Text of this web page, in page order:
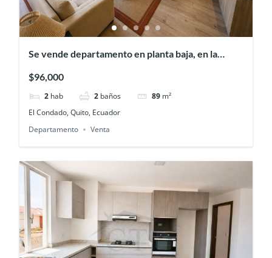
Se vende departamento en planta baja, en la
$96,000
2 hab 2 baños 89 m²
El Condado, Quito, Ecuador
Departamento
Venta